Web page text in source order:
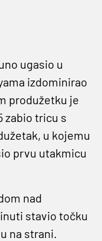
ugasio u
izdominirao
produžetku je
zabio tricu s
u kojemu
prvu utakmicu
nad
stavio točku
na strani.